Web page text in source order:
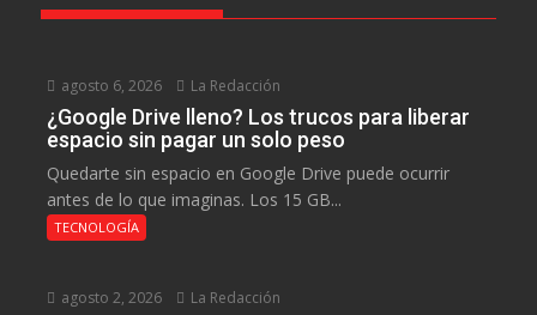
agosto 6, 2026 La Redacción
¿Google Drive lleno? Los trucos para liberar
espacio sin pagar un solo peso
Quedarte sin espacio en Google Drive puede ocurrir
antes de lo que imaginas. Los 15 GB...
TECNOLOGÍA
agosto 2, 2026 La Redacción